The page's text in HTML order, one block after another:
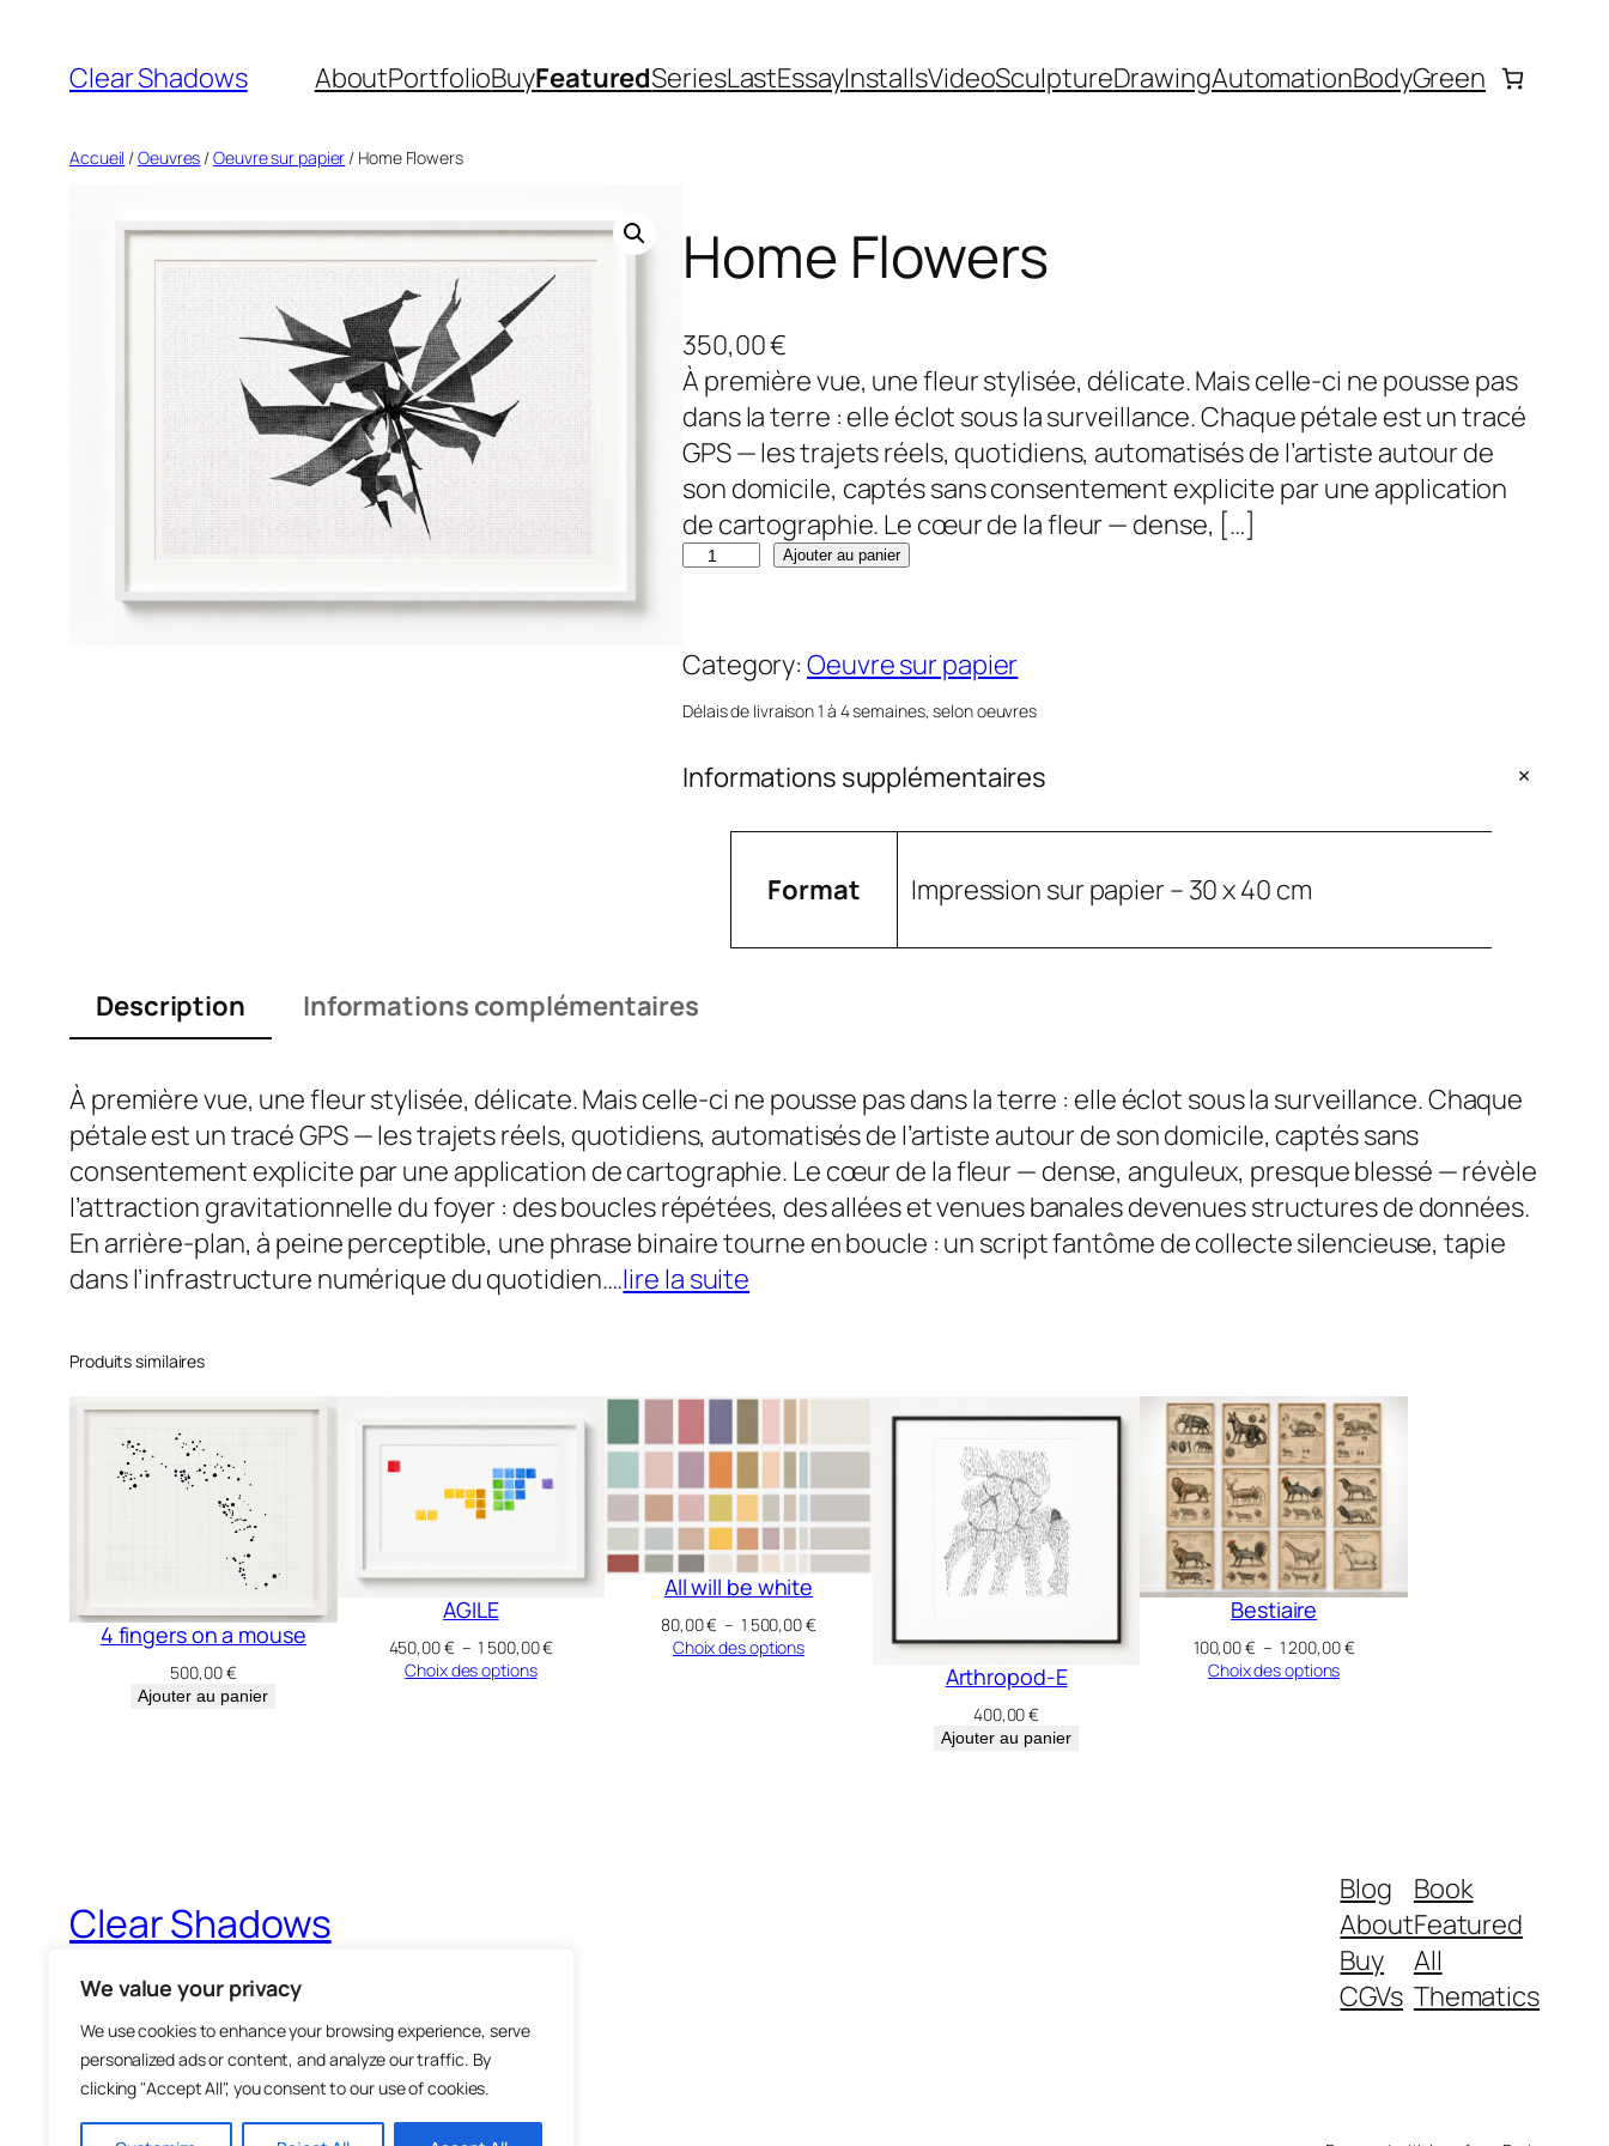
We value your privacy
We use cookies to enhance your browsing experience, serve
personalized ads or content, and analyze our traffic. By
clicking "Accept All", you consent to our use of cookies.
contenu
Clear Shadows AboutPortfolioBuyFeaturedSeriesLastEssayInstallsVideoSculptureDrawingAutomationBodyGreen
Accueil /Oeuvres /Oeuvre sur papier / Home Flowers
Home Flowers
350,00€
À première vue, une fleur stylisée, délicate. Mais celle-ci ne pousse pas
dans la terre : elle éclot sous la surveillance. Chaque pétale est un tracé
GPS — les trajets réels, quotidiens, automatisés de l’artiste autour de
son domicile, captés sans consentement explicite par une application
de cartographie. Le cœur de la fleur — dense, […]
q
n
t
t
m
e
l
o
w
e
r
s
Ajouter au panier
Category:Oeuvre sur papier
Délais de livraison 1 à 4 semaines, selon oeuvres
Informations supplémentaires +
s
V
Format Impression sur papier – 30 x 40 cm
Description Informations complémentaires
À première vue, une fleur stylisée, délicate. Mais celle-ci ne pousse pas dans la terre : elle éclot sous la surveillance. Chaque
pétale est un tracé GPS — les trajets réels, quotidiens, automatisés de l’artiste autour de son domicile, captés sans
consentement explicite par une application de cartographie. Le cœur de la fleur — dense, anguleux, presque blessé — révèle
l’attraction gravitationnelle du foyer : des boucles répétées, des allées et venues banales devenues structures de données.
En arrière-plan, à peine perceptible, une phrase binaire tourne en boucle : un script fantôme de collecte silencieuse, tapie
dans l’infrastructure numérique du quotidien….lire la suite
Produits similaires
4 fingers on a mouse
500,00€
Ajouter au panier
AGILE
450,00€ – 1 500,00€Plage
Choix des options
All will be white
80,00€ – 1 500,00€Plage
Choix des options
Arthropod-E
400,00€
Ajouter au panier
Bestiaire
100,00€ – 1 200,00€Plage
Choix des options
Clear Shadows
Blog
About
Buy
CGVs
Book
Featured
All
Thematics